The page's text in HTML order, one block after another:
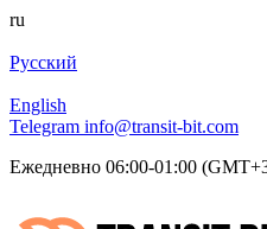
ru
Русский
English
Telegram info@transit-bit.com
Ежедневно 06:00-01:00